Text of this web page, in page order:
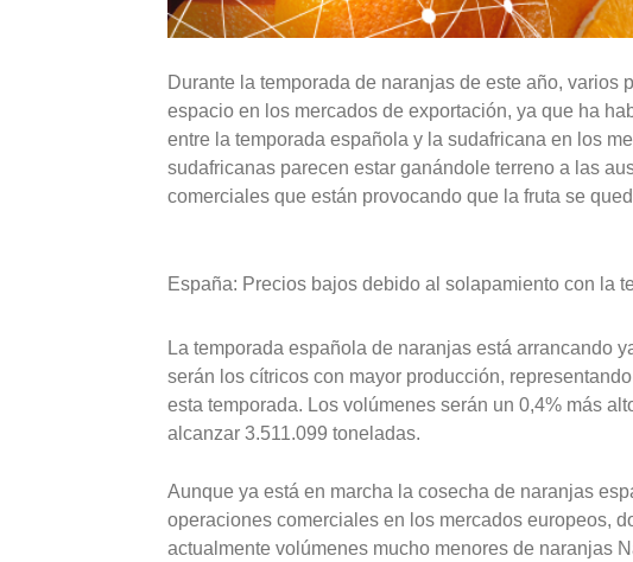
Durante la temporada de naranjas de este año, varios
espacio en los mercados de exportación, ya que ha
entre la temporada española y la sudafricana en los
sudafricanas parecen estar ganándole terreno a las
comerciales que están provocando que la fruta se
España: Precios bajos debido al solapamiento con la
La temporada española de naranjas está arrancando
serán los cítricos con mayor producción,
esta temporada. Los volúmenes serán un 0,4% más
alcanzar 3.511.099 toneladas.
Aunque ya está en marcha la cosecha de naranjas
operaciones comerciales en los mercados europeos,
actualmente volúmenes mucho menores de naranjas